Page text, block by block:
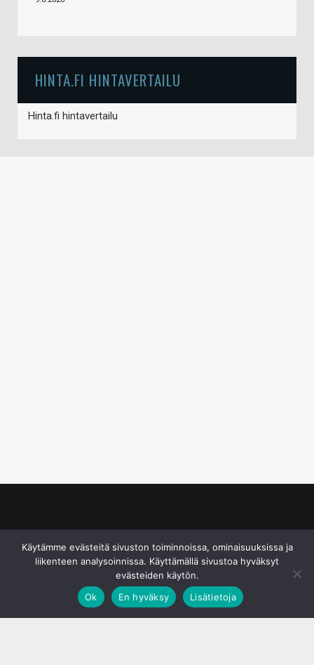
HINTA.FI HINTAVERTAILU
Hinta.fi hintavertailu
Käytämme evästeitä sivuston toiminnoissa, ominaisuuksissa ja
liikenteen analysoinnissa. Käyttämällä sivustoa hyväksyt
evästeiden käytön.
Ok
En hyväksy Lisätietoja